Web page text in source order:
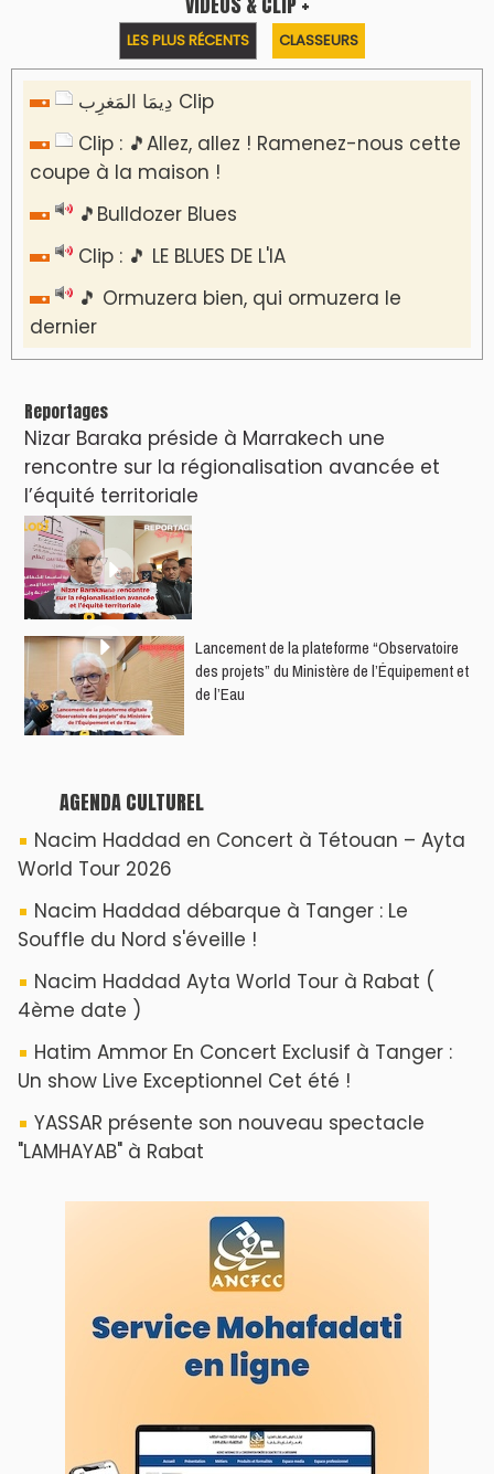
LES PLUS RÉCENTS CLASSEURS
دِيمَا المَغرِب Clip
Clip : 🎵Allez, allez ! Ramenez-nous cette
coupe à la maison !
🎵Bulldozer Blues
Clip : 🎵 LE BLUES DE L'IA
🎵 Ormuzera bien, qui ormuzera le
dernier
Reportages
Nizar Baraka préside à Marrakech une
rencontre sur la régionalisation avancée et
l’équité territoriale
​Lancement de la plateforme “Observatoire
des projets” du Ministère de l’Équipement et
de l’Eau
AGENDA CULTUREL
Nacim Haddad en Concert à Tétouan – Ayta
World Tour 2026
Nacim Haddad débarque à Tanger : Le
Souffle du Nord s'éveille !
Nacim Haddad Ayta World Tour à Rabat (
4ème date )
Hatim Ammor En Concert Exclusif à Tanger :
Un show Live Exceptionnel Cet été !
YASSAR présente son nouveau spectacle
"LAMHAYAB" à Rabat